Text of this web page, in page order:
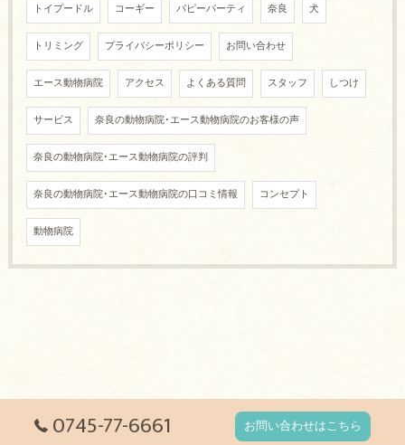
トイプードル コーギー パピーパーティ 奈良 犬
トリミング プライバシーポリシー お問い合わせ
エース動物病院 アクセス よくある質問 スタッフ しつけ
サービス 奈良の動物病院･エース動物病院のお客様の声
奈良の動物病院･エース動物病院の評判
奈良の動物病院･エース動物病院の口コミ情報 コンセプト
動物病院
0745-77-6661 お問い合わせはこちら